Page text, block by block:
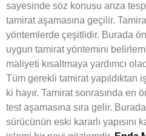
sayesinde söz konusu arıza
tamirat aşamasına geçilir.
yöntemlerde çeşitlidir. Burada
uygun tamirat yöntemini
maliyeti kısaltmaya yardımcı
Tüm gerekli tamirat yapıldıktan
ki hayır. Tamirat sonrasında en
test aşamasına sıra gelir.
sürücünün eski kararlı yapısını